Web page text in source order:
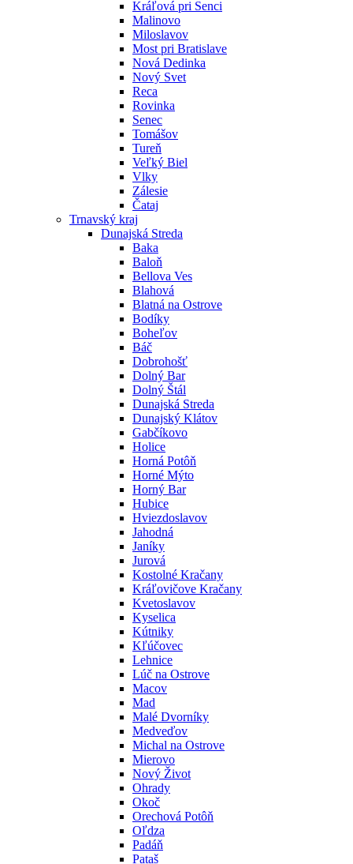
Kráľová pri Senci
Malinovo
Miloslavov
Most pri Bratislave
Nová Dedinka
Nový Svet
Reca
Rovinka
Senec
Tomášov
Tureň
Veľký Biel
Vlky
Zálesie
Čataj
Trnavský kraj
Dunajská Streda
Baka
Baloň
Bellova Ves
Blahová
Blatná na Ostrove
Bodíky
Boheľov
Báč
Dobrohošť
Dolný Bar
Dolný Štál
Dunajská Streda
Dunajský Klátov
Gabčíkovo
Holice
Horná Potôň
Horné Mýto
Horný Bar
Hubice
Hviezdoslavov
Jahodná
Janíky
Jurová
Kostolné Kračany
Kráľovičove Kračany
Kvetoslavov
Kyselica
Kútniky
Kľúčovec
Lehnice
Lúč na Ostrove
Macov
Mad
Malé Dvorníky
Medveďov
Michal na Ostrove
Mierovo
Nový Život
Ohrady
Okoč
Orechová Potôň
Oľdza
Padáň
Pataš